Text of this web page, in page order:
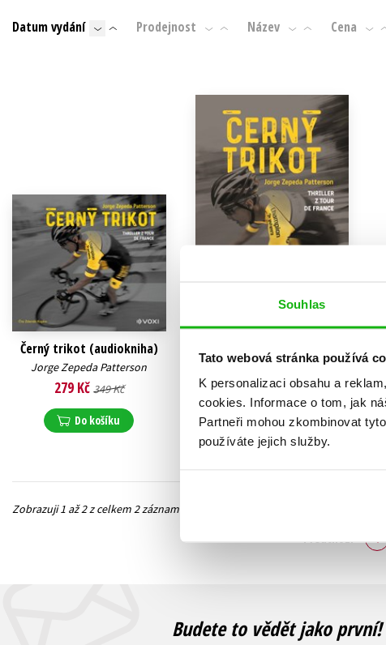
Souhlas
Tato webová stránka používá
K personalizaci obsahu a
cookies. Informace o tom, jak
Partneři mohou zkombinovat
používáte jejich služby.
Beletrie pro děti
Jazyky
Komiks
Datum vydání Prodejnost Název Cena
Černý trikot (audiokniha)
Jorge Zepeda Patterson
279 Kč 349 Kč
Do košíku
Černý trikot
Jorge Zepeda Patterson
295 Kč369 Kč
Do košíku
Zobrazuji 1 až 2 z celkem 2 záznamů
Předchozí 1
Budete to vědět jako první!